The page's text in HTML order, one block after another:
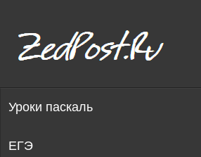
Уроки паскаль
ЕГЭ